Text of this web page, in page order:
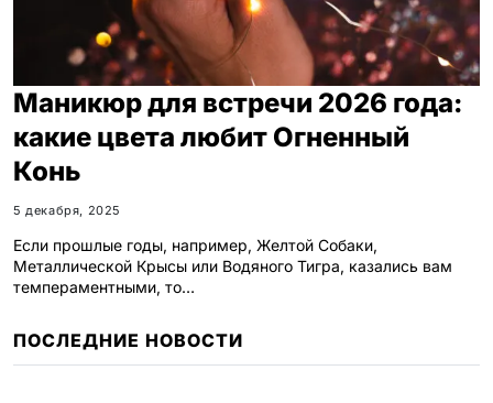
Маникюр для встречи 2026 года:
какие цвета любит Огненный
Конь
5 декабря, 2025
Если прошлые годы, например, Желтой Собаки,
Металлической Крысы или Водяного Тигра, казались вам
темпераментными, то…
ПОСЛЕДНИЕ НОВОСТИ